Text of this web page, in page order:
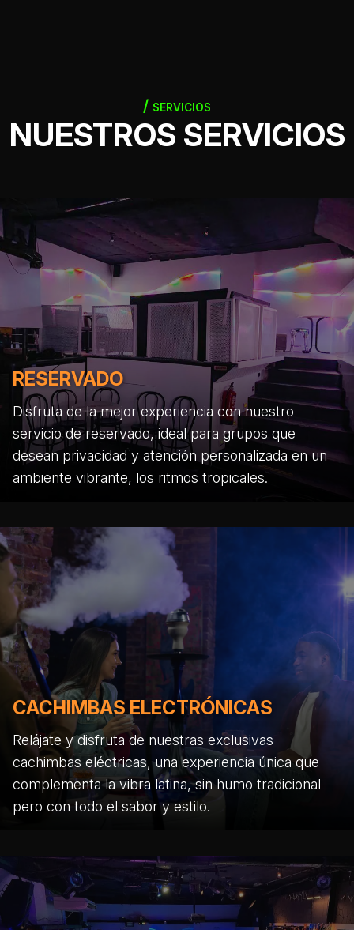
SERVICIOS
NUESTROS SERVICIOS
RESERVADO
Disfruta de la mejor experiencia con nuestro
servicio de reservado, ideal para grupos que
desean privacidad y atención personalizada en un
ambiente vibrante, los ritmos tropicales.
CACHIMBAS ELECTRÓNICAS
Relájate y disfruta de nuestras exclusivas
cachimbas eléctricas, una experiencia única que
complementa la vibra latina, sin humo tradicional
pero con todo el sabor y estilo.